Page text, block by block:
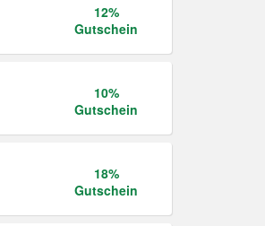
12%
Gutschein
10%
Gutschein
18%
Gutschein